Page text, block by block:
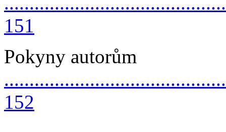
151
Pokyny autorům
152